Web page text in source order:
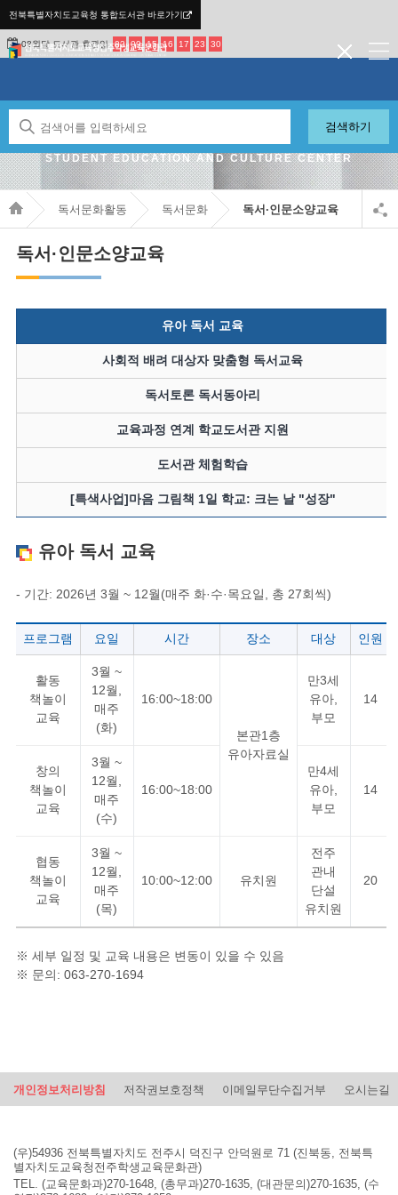
전북특별자치도교육청 통합도서관 바로가기
08월달 도서관 휴관일 02 09 15 16 17 23 30
검색하기
JEONBUK STATE OFFICE OF EDUCATION JEONJU
STUDENT EDUCATION AND CULTURE CENTER
독서문화활동 독서문화 독서·인문소양교육
독서·인문소양교육
유아 독서 교육
사회적 배려 대상자 맞춤형 독서교육
독서토론 독서동아리
교육과정 연계 학교도서관 지원
도서관 체험학습
[특색사업]마음 그림책 1일 학교: 크는 날 "성장"
유아 독서 교육
- 기간: 2026년 3월 ~ 12월(매주 화·수·목요일, 총 27회씩)
프로그램 요일 시간 장소 대상 인원
활동
책놀이
교육
3월 ~
12월,
매주
(화)
16:00~18:00
본관1층
유아자료실
만3세
유아,
부모
14
창의
책놀이
교육
3월 ~
12월,
매주
(수)
16:00~18:00
만4세
유아,
부모
14
협동
책놀이
교육
3월 ~
12월,
매주
(목)
10:00~12:00 유치원
전주
관내
단설
유치원
20
※ 세부 일정 및 교육 내용은 변동이 있을 수 있음
※ 문의: 063-270-1694
개인정보처리방침 저작권보호정책 이메일무단수집거부 오시는길
(우)54936 전북특별자치도 전주시 덕진구 안덕원로 71 (진북동, 전북특
별자치도교육청전주학생교육문화관)
TEL. (교육문화과)270-1648, (총무과)270-1635, (대관문의)270-1635, (수